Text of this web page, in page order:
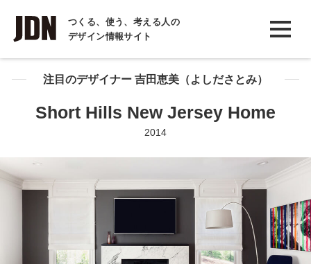
つくる、使う、考える人の
デザイン情報サイト
INTERVIEW
インタビュー
REPORT
注目のデザイナー 吉田恵美（よしださとみ）
Short Hills New Jersey Home
2014